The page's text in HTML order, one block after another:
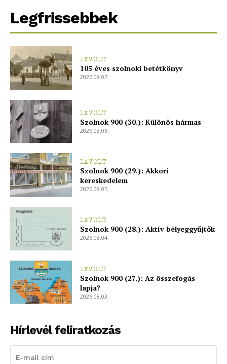
Legfrissebbek
1XVOLT
105 éves szolnoki betétkönyv
2026.08.07.
1XVOLT
Szolnok 900 (30.): Különös hármas
2026.08.06.
1XVOLT
Szolnok 900 (29.): Akkori
kereskedelem
2026.08.05.
1XVOLT
Szolnok 900 (28.): Aktív bélyeggyűjtők
2026.08.04.
1XVOLT
Szolnok 900 (27.): Az összefogás
lapja?
2026.08.03.
Hírlevél feliratkozás